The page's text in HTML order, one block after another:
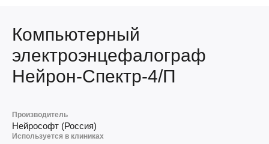
Компьютерный
электроэнцефалограф
Нейрон-Спектр-4/П
Производитель
Нейрософт (Россия)
Используется в клиниках